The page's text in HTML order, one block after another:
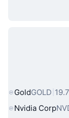
Active
GoldGOLD
Nvidia Corp